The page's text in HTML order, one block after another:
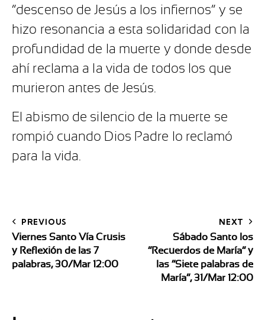
“descenso de Jesús a los infiernos” y se
hizo resonancia a esta solidaridad con la
profundidad de la muerte y donde desde
ahí reclama a la vida de todos los que
murieron antes de Jesús.
El abismo de silencio de la muerte se
rompió cuando Dios Padre lo reclamó
para la vida.
PREVIOUS
Viernes Santo Vía Crusis
y Reflexión de las 7
palabras, 30/Mar 12:00
NEXT
Sábado Santo los
“Recuerdos de María” y
las “Siete palabras de
María”, 31/Mar 12:00